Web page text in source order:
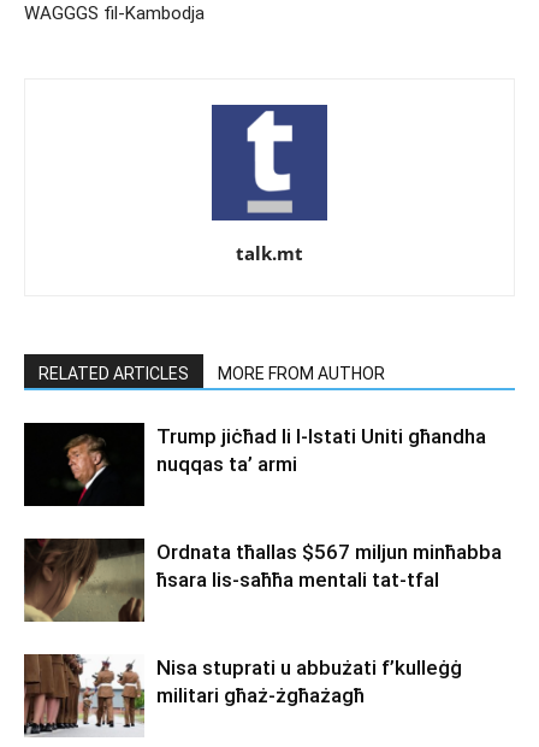
WAGGGS fil-Kambodja
talk.mt
RELATED ARTICLES MORE FROM AUTHOR
Trump jiċħad li l-Istati Uniti għandha
nuqqas ta’ armi
Ordnata tħallas $567 miljun minħabba
ħsara lis-saħħa mentali tat-tfal
Nisa stuprati u abbużati f’kulleġġ
militari għaż-żgħażagħ